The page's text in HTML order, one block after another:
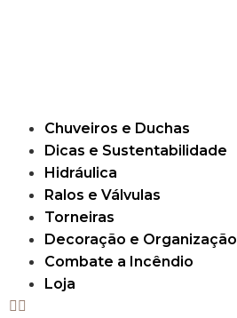
Chuveiros e Duchas
Dicas e Sustentabilidade
Hidráulica
Ralos e Válvulas
Torneiras
Decoração e Organização
Combate a Incêndio
Loja